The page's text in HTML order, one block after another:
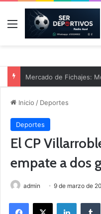
Menú
Inicio / Deportes
Deportes
El CP
empate a dos
admin 9 de marzo de